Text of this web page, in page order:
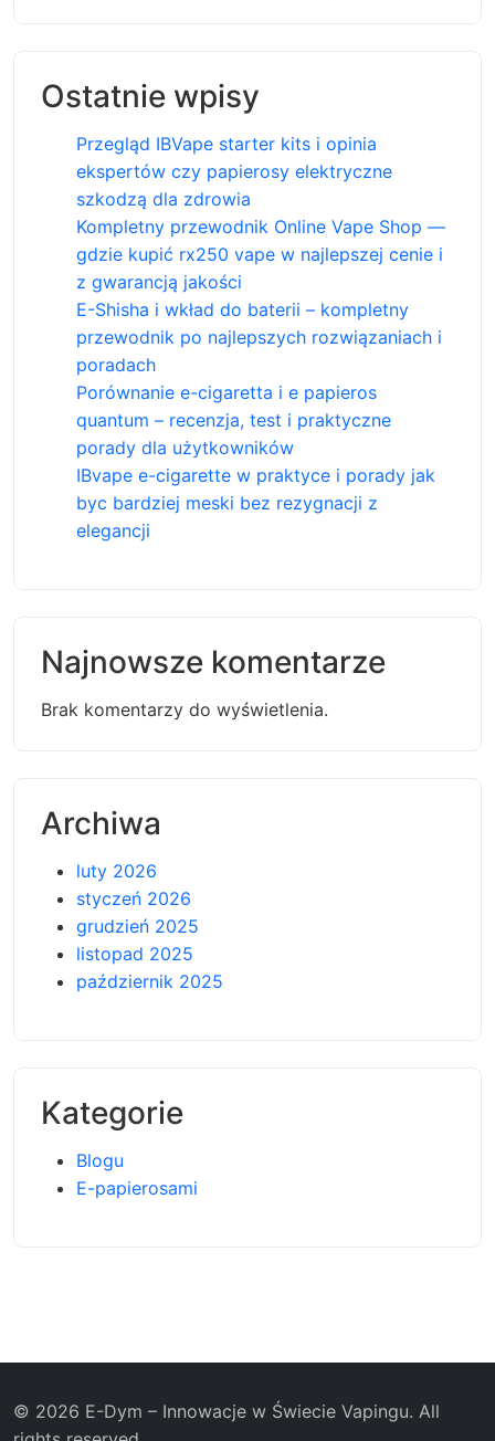
Ostatnie wpisy
Przegląd IBVape starter kits i opinia
ekspertów czy papierosy elektryczne
szkodzą dla zdrowia
Kompletny przewodnik Online Vape Shop —
gdzie kupić rx250 vape w najlepszej cenie i
z gwarancją jakości
E-Shisha i wkład do baterii – kompletny
przewodnik po najlepszych rozwiązaniach i
poradach
Porównanie e-cigaretta i e papieros
quantum – recenzja, test i praktyczne
porady dla użytkowników
IBvape e-cigarette w praktyce i porady jak
byc bardziej meski bez rezygnacji z
elegancji
Najnowsze komentarze
Brak komentarzy do wyświetlenia.
Archiwa
luty 2026
styczeń 2026
grudzień 2025
listopad 2025
październik 2025
Kategorie
Blogu
E-papierosami
© 2026 E-Dym – Innowacje w Świecie Vapingu. All